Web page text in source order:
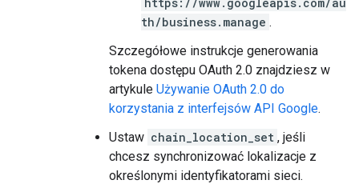
th/business.manage .
Szczegółowe instrukcje generowania
tokena dostępu OAuth 2.0 znajdziesz w
artykule Używanie OAuth 2.0 do
korzystania z interfejsów API Google.
Ustaw chain_location_set , jeśli
chcesz synchronizować lokalizacje z
określonymi identyfikatorami sieci.